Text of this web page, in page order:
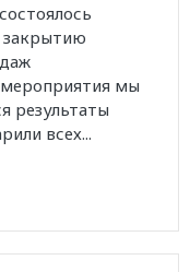
закрытию
мы
результаты
всех...